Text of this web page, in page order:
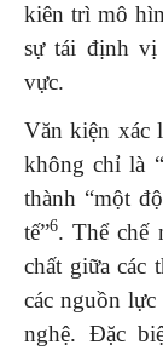
kiên trì mô
sự tái định vị
vực.
Văn kiện xác
không chỉ là
thành “một
tế”6. Thể chế
chất giữa các
các nguồn
nghệ. Đặc